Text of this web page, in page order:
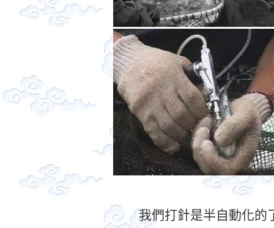
我們打針是半自動化的